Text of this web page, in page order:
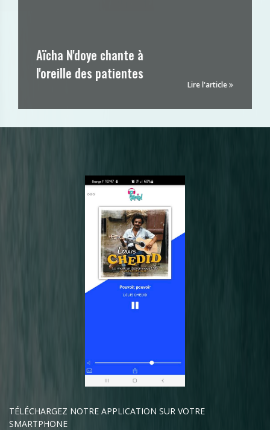
Aïcha N'doye chante à
l'oreille des patientes
Lire l'article
TÉLÉCHARGEZ NOTRE APPLICATION SUR VOTRE
SMARTPHONE